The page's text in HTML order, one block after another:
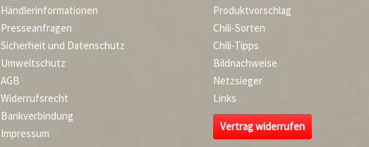
Händlerinformationen
Presseanfragen
Sicherheit und Datenschutz
Umweltschutz
AGB
Widerrufsrecht
Bankverbindung
Impressum
Produktvorschlag
Chili-Sorten
Chili-Tipps
Bildnachweise
Netzsieger
Links
Vertrag widerrufen